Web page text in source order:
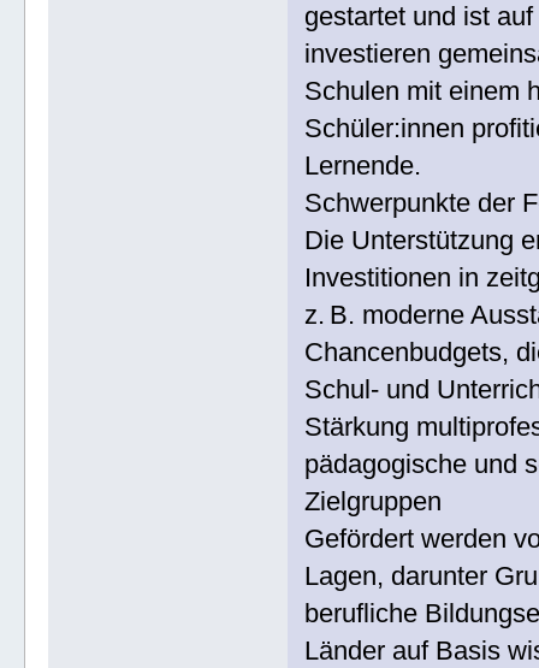
gestartet und ist
investieren
Schulen mit einem
Schüler:innen
Lernende.
Schwerpunkte der
Die Unterstützung
Investitionen in
z. B. moderne
Chancenbudgets,
Schul‑ und
Stärkung
pädagogische und
Zielgruppen
Gefördert werden
Lagen, darunter
berufliche
Länder auf Basis